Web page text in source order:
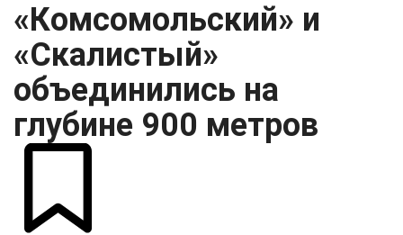
«Комсомольский» и
«Скалистый»
объединились на
глубине 900 метров